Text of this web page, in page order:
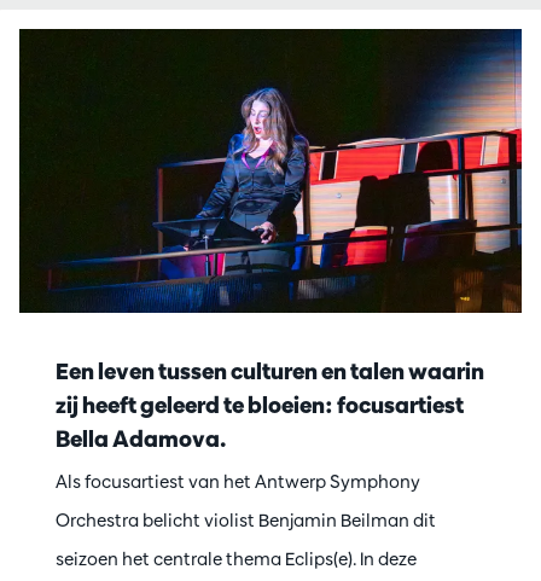
Een leven tussen culturen en talen waarin
zij heeft geleerd te bloeien: focusartiest
Bella Adamova.
Als focusartiest van het Antwerp Symphony
Orchestra belicht violist Benjamin Beilman dit
seizoen het centrale thema Eclips(e). In deze